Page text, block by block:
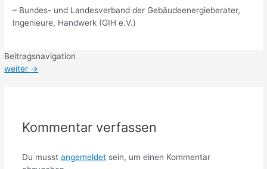
– Bundes- und Landesverband der Gebäudeenergieberater,
Ingenieure, Handwerk (GIH e.V.)
Beitragsnavigation
weiter →
Kommentar verfassen
Du musst angemeldetsein, um einen Kommentar